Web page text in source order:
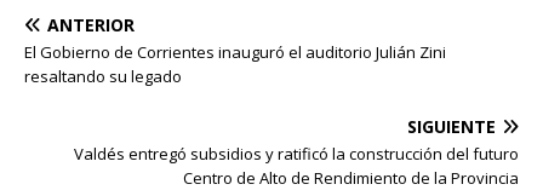
ANTERIOR
El Gobierno de Corrientes inauguró el auditorio Julián Zini
resaltando su legado
SIGUIENTE
Valdés entregó subsidios y ratificó la construcción del futuro
Centro de Alto de Rendimiento de la Provincia